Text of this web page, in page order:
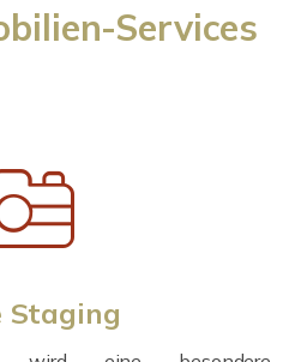
Services
Staging